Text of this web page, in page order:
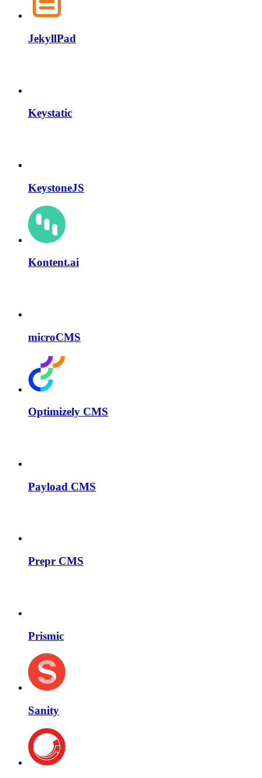
JekyllPad
Keystatic
KeystoneJS
Kontent.ai
microCMS
Optimizely CMS
Payload CMS
Prepr CMS
Prismic
Sanity